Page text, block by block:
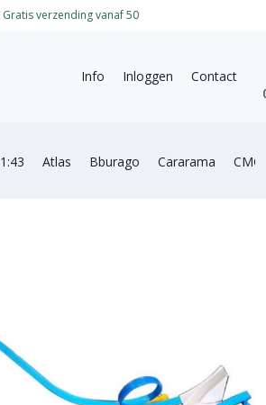
Gratis verzending vanaf 50
Info Inloggen
Contact
1:43 Atlas Bburago Cararama CMC